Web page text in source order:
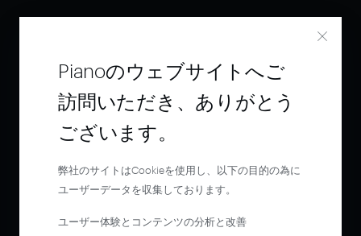
Pianoのウェブサイトへご
訪問いただき、ありがとう
ございます。
弊社のサイトはCookieを使用し、以下の目的の為に
ユーザーデータを収集しております。
ユーザー体験とコンテンツの分析と改善